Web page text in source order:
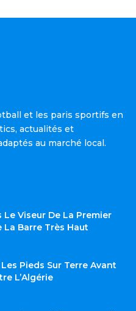
et les paris sportifs en
actualités et
au marché local.
Le Viseur De La Premier
La Barre Très Haut
Pieds Sur Terre Avant
L’Algérie